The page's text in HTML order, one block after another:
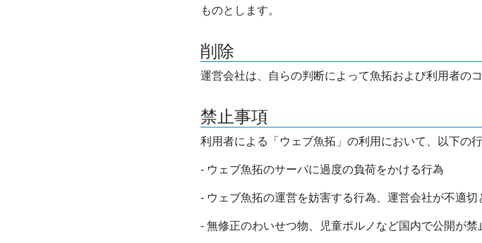
ものとします。
削除
運営会社は、自らの判断によって魚拓および利用者の
禁止事項
利用者による「ウェブ魚拓」の利用において、以下の
- ウェブ魚拓のサーバに過度の負荷をかける行為
- ウェブ魚拓の運営を妨害する行為、運営会社が不適切
- 無修正のわいせつ物、児童ポルノなど国内で公開が禁